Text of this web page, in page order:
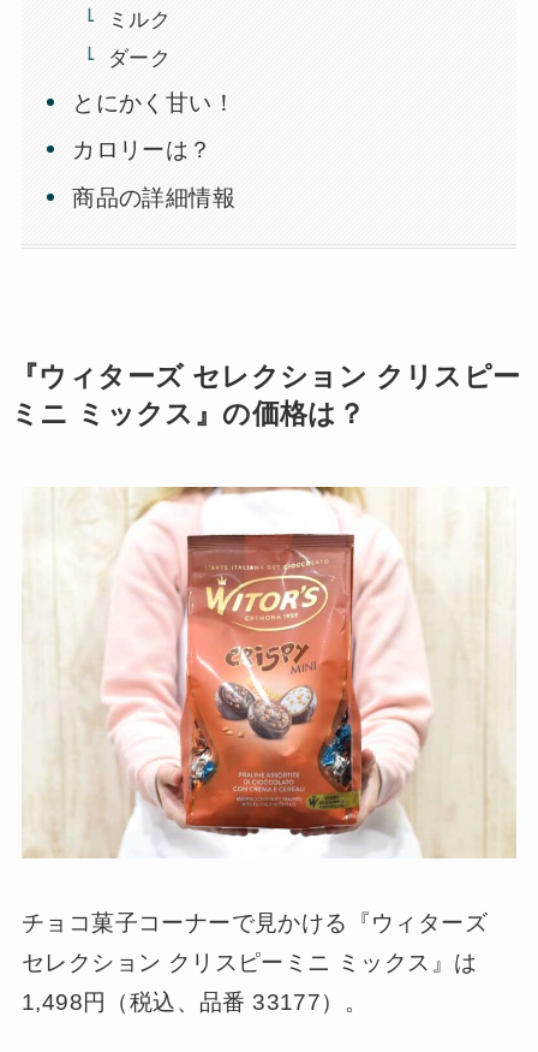
ミルク
ダーク
とにかく甘い！
カロリーは？
商品の詳細情報
『ウィターズ セレクション クリスピー
ミニ ミックス』の価格は？
チョコ菓子コーナーで見かける『ウィターズ
セレクション クリスピーミニ ミックス』は
1,498円（税込、品番 33177）。